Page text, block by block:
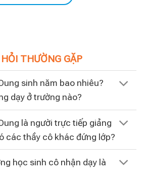
THƯỜNG GẶP
sinh năm bao nhiêu?
dạy ở trường nào?
là người trực tiếp giảng
các thầy cô khác đứng lớp?
học sinh cô nhận dạy là